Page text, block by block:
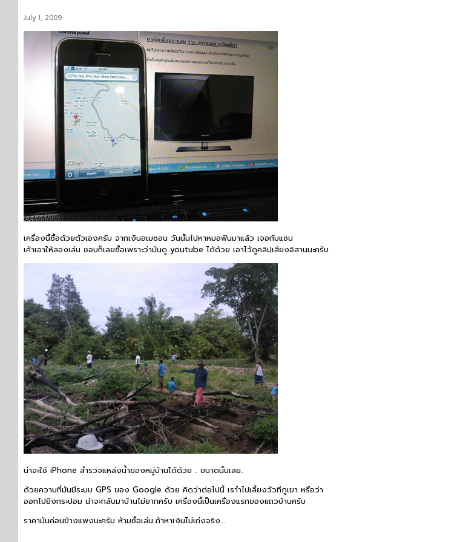
July 1, 2009
เครื่องนี้ซื้อด้วยตัวเองครับ จากเงินอเมซอน วันนั้นไปหาหมอฟันมาแล้ว เจอกับแซน
เค้าเอาให้ลองเล่น ชอบก็เลยซื้อเพราะว่ามันดู youtube ได้ด้วย เอาไว้ดูคลิปเสียงอิสานนะครับ
น่าจะใช้ iPhone สำรวจแหล่งน้ำของหมู่บ้านได้ด้วย .. ขนาดนั้นเลย..
ด้วยความที่มันมีระบบ GPS ของ Google ด้วย คิดว่าต่อไปนี้ เราำไปเลี้ยงวัวทีภูเขา หรือว่า
ออกไปยิงกระปอม น่าจะกลับมาบ้านไม่ยากครับ เครื่องนี้เป็นเครื่องแรกของแถวบ้านครับ
ราคามันค่อนข้างแพงนะครับ ห้ามซื้อเล่น..ถ้าหาเงินไม่เก่งจริง…